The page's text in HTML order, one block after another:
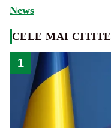
News
CELE MAI CITITE
1